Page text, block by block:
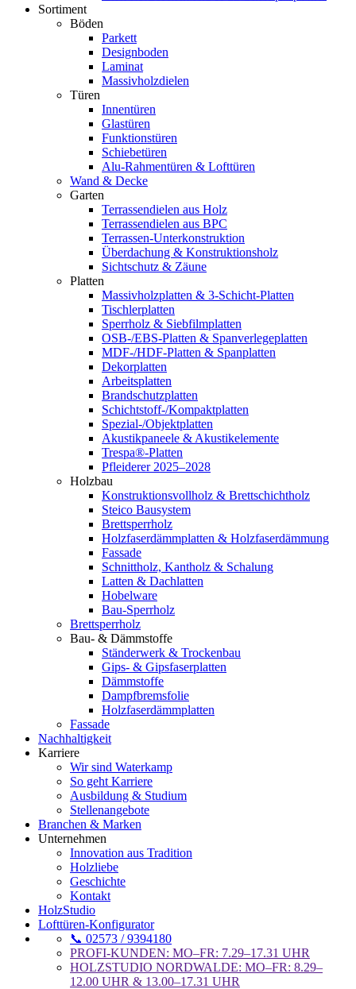
Sortiment
Böden
Parkett
Designboden
Laminat
Massivholzdielen
Türen
Innentüren
Glastüren
Funktionstüren
Schiebetüren
Alu-Rahmentüren & Lofttüren
Wand & Decke
Garten
Terrassendielen aus Holz
Terrassendielen aus BPC
Terrassen-Unterkonstruktion
Überdachung & Konstruktionsholz
Sichtschutz & Zäune
Platten
Massivholzplatten & 3-Schicht-Platten
Tischlerplatten
Sperrholz & Siebfilmplatten
OSB-/EBS-Platten & Spanverlegeplatten
MDF-/HDF-Platten & Spanplatten
Dekorplatten
Arbeitsplatten
Brandschutzplatten
Schichtstoff-/Kompaktplatten
Spezial-/Objektplatten
Akustikpaneele & Akustikelemente
Trespa®-Platten
Pfleiderer 2025–2028
Holzbau
Konstruktionsvollholz & Brettschichtholz
Steico Bausystem
Brettsperrholz
Holzfaserdämmplatten & Holzfaserdämmung
Fassade
Schnittholz, Kantholz & Schalung
Latten & Dachlatten
Hobelware
Bau-Sperrholz
Brettsperrholz
Bau- & Dämmstoffe
Ständerwerk & Trockenbau
Gips- & Gipsfaserplatten
Dämmstoffe
Dampfbremsfolie
Holzfaserdämmplatten
Fassade
Nachhaltigkeit
Karriere
Wir sind Waterkamp
So geht Karriere
Ausbildung & Studium
Stellenangebote
Branchen & Marken
Unternehmen
Innovation aus Tradition
Holzliebe
Geschichte
Kontakt
HolzStudio
Lofttüren-Konfigurator
📞 02573 / 9394180
PROFI-KUNDEN: MO–FR: 7.29–17.31 UHR
HOLZSTUDIO NORDWALDE: MO–FR: 8.29–
12.00 UHR & 13.00–17.31 UHR